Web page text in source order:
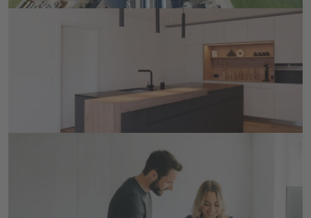
MEHR ERFAHREN
Loosli als Arbeitgeber